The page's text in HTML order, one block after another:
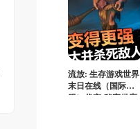
流放: 生存游戏世界
末日在线（国际
服）代充-秘密供应